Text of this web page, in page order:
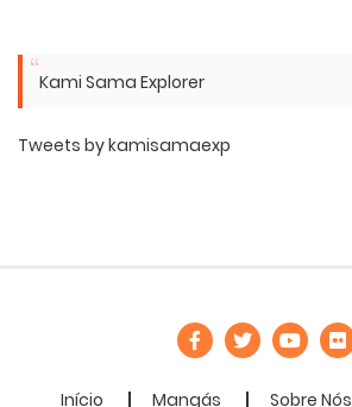
Kami Sama Explorer
Tweets by kamisamaexp
Início Mangás Sobre Nós